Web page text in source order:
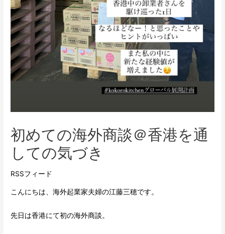
初めての海外商談＠香港を通
しての気づき
RSSフィード
こんにちは、海外起業家夫婦の江藤三穂です。
先日は香港にて初の海外商談。